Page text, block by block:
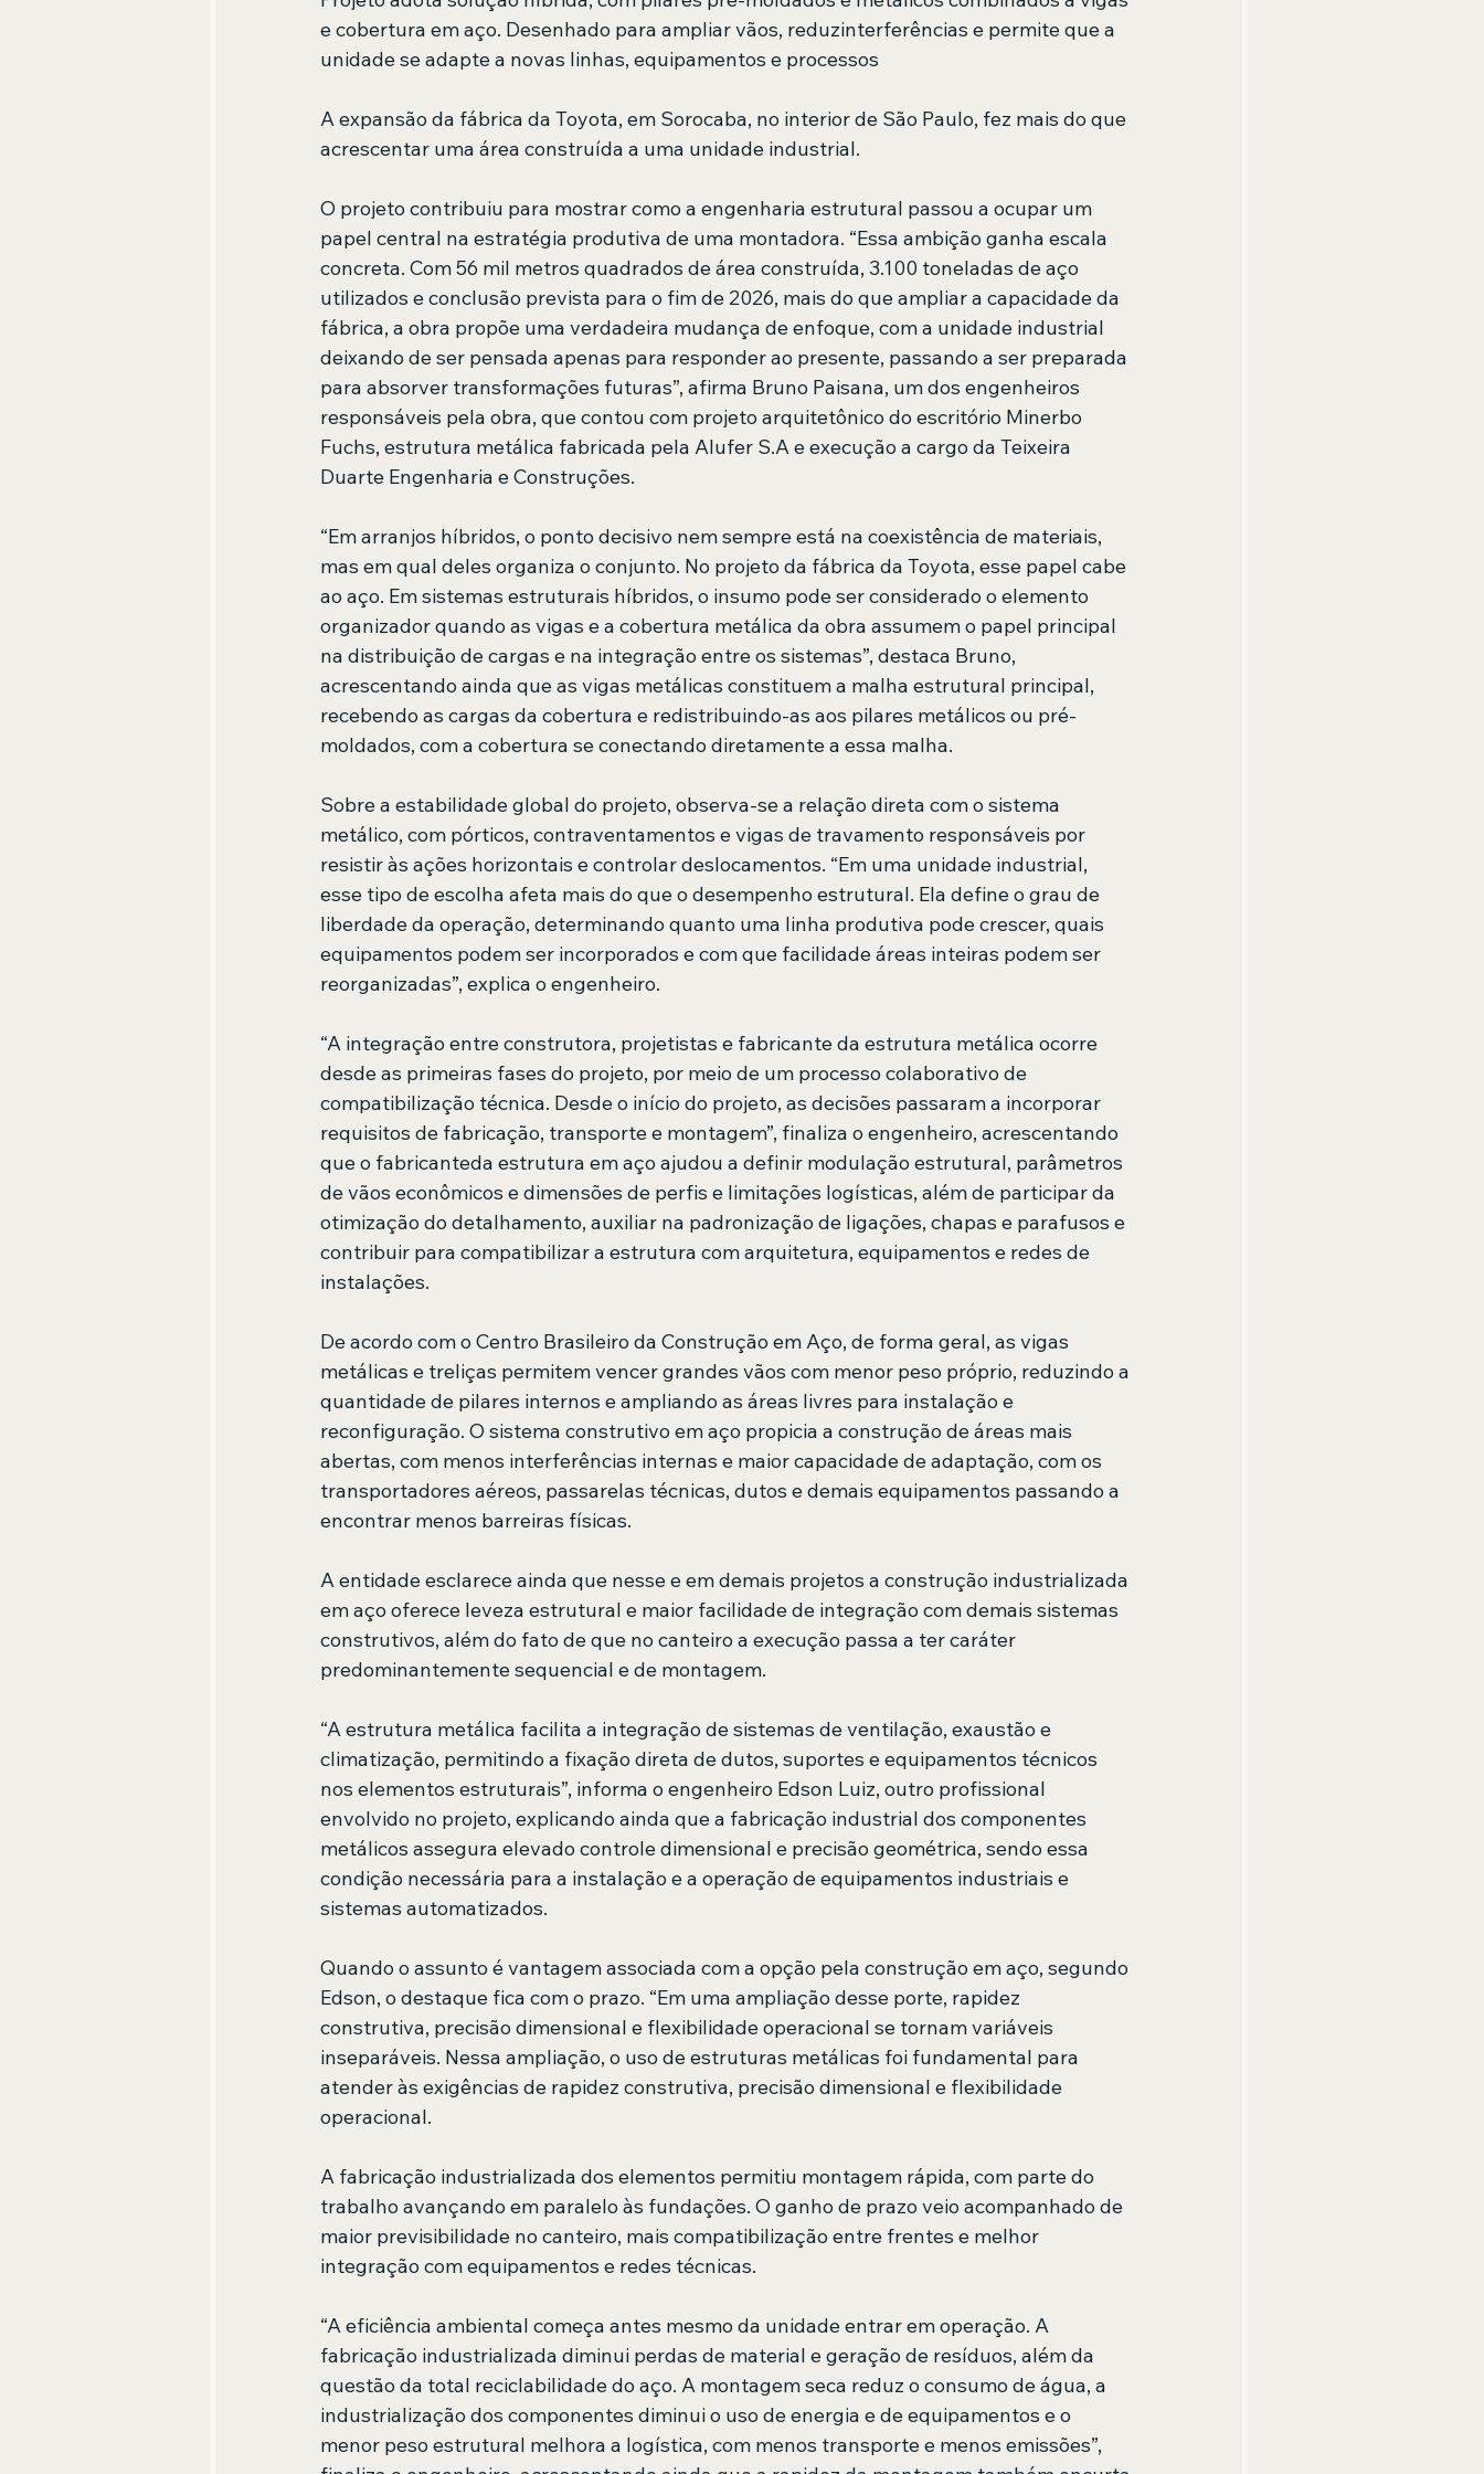
e cobertura em aço. Desenhado para ampliar vãos, reduzinterferências e permite que a
unidade se adapte a novas linhas, equipamentos e processos
A expansão da fábrica da Toyota, em Sorocaba, no interior de São Paulo, fez mais do que
acrescentar uma área construída a uma unidade industrial.
O projeto contribuiu para mostrar como a engenharia estrutural passou a ocupar um
papel central na estratégia produtiva de uma montadora. “Essa ambição ganha escala
concreta. Com 56 mil metros quadrados de área construída, 3.100 toneladas de aço
utilizados e conclusão prevista para o fim de 2026, mais do que ampliar a capacidade da
fábrica, a obra propõe uma verdadeira mudança de enfoque, com a unidade industrial
deixando de ser pensada apenas para responder ao presente, passando a ser preparada
para absorver transformações futuras”, afirma Bruno Paisana, um dos engenheiros
responsáveis pela obra, que contou com projeto arquitetônico do escritório Minerbo
Fuchs, estrutura metálica fabricada pela Alufer S.A e execução a cargo da Teixeira
Duarte Engenharia e Construções.
“Em arranjos híbridos, o ponto decisivo nem sempre está na coexistência de materiais,
mas em qual deles organiza o conjunto. No projeto da fábrica da Toyota, esse papel cabe
ao aço. Em sistemas estruturais híbridos, o insumo pode ser considerado o elemento
organizador quando as vigas e a cobertura metálica da obra assumem o papel principal
na distribuição de cargas e na integração entre os sistemas”, destaca Bruno,
acrescentando ainda que as vigas metálicas constituem a malha estrutural principal,
recebendo as cargas da cobertura e redistribuindo-as aos pilares metálicos ou pré-
moldados, com a cobertura se conectando diretamente a essa malha.
Sobre a estabilidade global do projeto, observa-se a relação direta com o sistema
metálico, com pórticos, contraventamentos e vigas de travamento responsáveis por
resistir às ações horizontais e controlar deslocamentos. “Em uma unidade industrial,
esse tipo de escolha afeta mais do que o desempenho estrutural. Ela define o grau de
liberdade da operação, determinando quanto uma linha produtiva pode crescer, quais
equipamentos podem ser incorporados e com que facilidade áreas inteiras podem ser
reorganizadas”, explica o engenheiro.
“A integração entre construtora, projetistas e fabricante da estrutura metálica ocorre
desde as primeiras fases do projeto, por meio de um processo colaborativo de
compatibilização técnica. Desde o início do projeto, as decisões passaram a incorporar
requisitos de fabricação, transporte e montagem”, finaliza o engenheiro, acrescentando
que o fabricanteda estrutura em aço ajudou a definir modulação estrutural, parâmetros
de vãos econômicos e dimensões de perfis e limitações logísticas, além de participar da
otimização do detalhamento, auxiliar na padronização de ligações, chapas e parafusos e
contribuir para compatibilizar a estrutura com arquitetura, equipamentos e redes de
instalações.
De acordo com o Centro Brasileiro da Construção em Aço, de forma geral, as vigas
metálicas e treliças permitem vencer grandes vãos com menor peso próprio, reduzindo a
quantidade de pilares internos e ampliando as áreas livres para instalação e
reconfiguração. O sistema construtivo em aço propicia a construção de áreas mais
abertas, com menos interferências internas e maior capacidade de adaptação, com os
transportadores aéreos, passarelas técnicas, dutos e demais equipamentos passando a
encontrar menos barreiras físicas.
A entidade esclarece ainda que nesse e em demais projetos a construção industrializada
em aço oferece leveza estrutural e maior facilidade de integração com demais sistemas
construtivos, além do fato de que no canteiro a execução passa a ter caráter
predominantemente sequencial e de montagem.
“A estrutura metálica facilita a integração de sistemas de ventilação, exaustão e
climatização, permitindo a fixação direta de dutos, suportes e equipamentos técnicos
nos elementos estruturais”, informa o engenheiro Edson Luiz, outro profissional
envolvido no projeto, explicando ainda que a fabricação industrial dos componentes
metálicos assegura elevado controle dimensional e precisão geométrica, sendo essa
condição necessária para a instalação e a operação de equipamentos industriais e
sistemas automatizados.
Quando o assunto é vantagem associada com a opção pela construção em aço, segundo
Edson, o destaque fica com o prazo. “Em uma ampliação desse porte, rapidez
construtiva, precisão dimensional e flexibilidade operacional se tornam variáveis
inseparáveis. Nessa ampliação, o uso de estruturas metálicas foi fundamental para
atender às exigências de rapidez construtiva, precisão dimensional e flexibilidade
operacional.
A fabricação industrializada dos elementos permitiu montagem rápida, com parte do
trabalho avançando em paralelo às fundações. O ganho de prazo veio acompanhado de
maior previsibilidade no canteiro, mais compatibilização entre frentes e melhor
integração com equipamentos e redes técnicas.
“A eficiência ambiental começa antes mesmo da unidade entrar em operação. A
fabricação industrializada diminui perdas de material e geração de resíduos, além da
questão da total reciclabilidade do aço. A montagem seca reduz o consumo de água, a
industrialização dos componentes diminui o uso de energia e de equipamentos e o
menor peso estrutural melhora a logística, com menos transporte e menos emissões”,